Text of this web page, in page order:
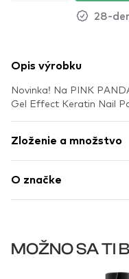
28-
Opis výrobku
Novinka! Na PINK
Gel Effect Keratin Nail
Zloženie a množstvo
O značke
MOŽNO SA TI